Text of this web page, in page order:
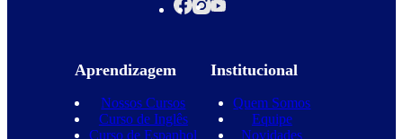
Aprendizagem
Nossos Cursos
Curso de Inglês
Curso de Espanhol
Institucional
Quem Somos
Equipe
Novidades